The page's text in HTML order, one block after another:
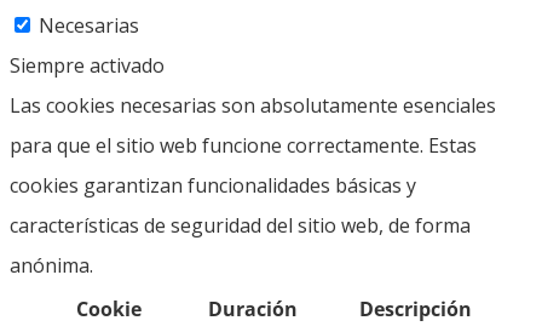
Necesarias
Siempre activado
Las cookies necesarias son absolutamente esenciales
para que el sitio web funcione correctamente. Estas
cookies garantizan funcionalidades básicas y
características de seguridad del sitio web, de forma
anónima.
Cookie
Duración Descripción